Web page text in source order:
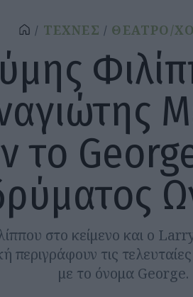
ΤΕΧΝΕΣ ΘΕΑΤΡΟ/
το
στο κείμενο και ο
περιγράφουν τις
με το όνομα George.